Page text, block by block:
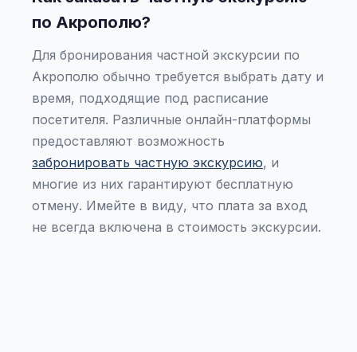
по Акрополю?
Для бронирования частной экскурсии по
Акрополю обычно требуется выбрать дату и
время, подходящие под расписание
посетителя. Различные онлайн-платформы
предоставляют возможность
забронировать частную экскурсию, и
многие из них гарантируют бесплатную
отмену. Имейте в виду, что плата за вход
не всегда включена в стоимость экскурсии.